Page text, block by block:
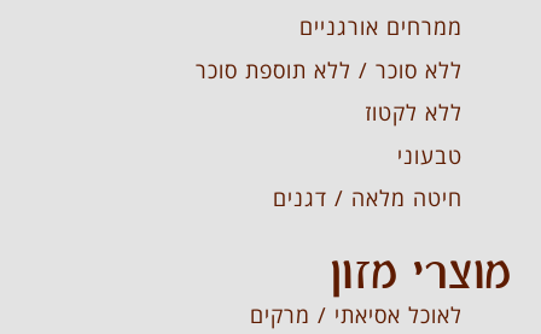
ממרחים אורגניים
ללא סוכר / ללא תוספת סוכר
ללא לקטוז
טבעוני
חיטה מלאה / דגנים
מוצרי מזון
לאוכל אסיאתי / מרקים